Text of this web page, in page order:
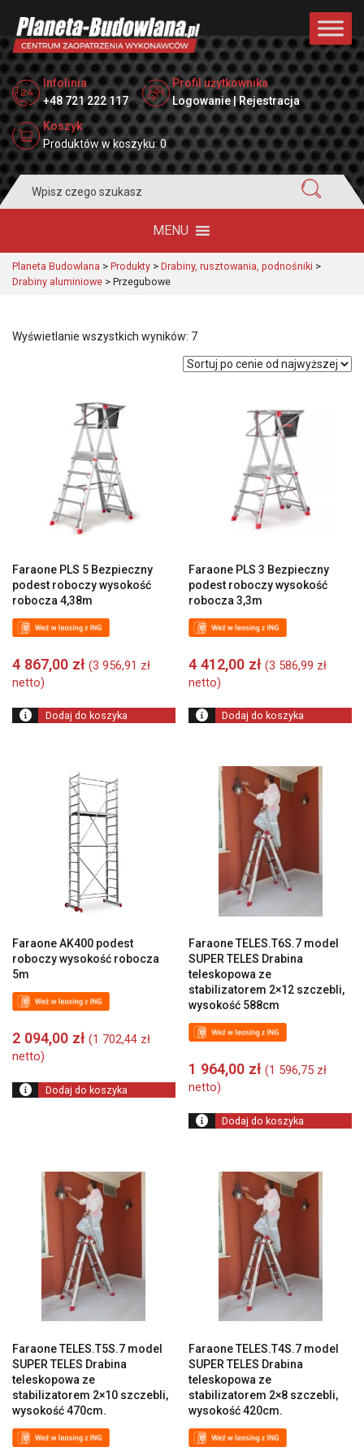
Infolinia
+48 721 222 117
Profil użytkownika
Logowanie | Rejestracja
Koszyk
Produktów w koszyku: 0
for:
MENU
Planeta Budowlana > Produkty > Drabiny, rusztowania, podnośniki >
Drabiny aluminiowe > Przegubowe
Wyświetlanie wszystkich wyników: 7Posortowane
ceny:
Faraone PLS 5 Bezpieczny
podest roboczy wysokość
robocza 4,38m
4 867,00 zł (3 956,91 zł
netto)
Dodaj do koszyka
Faraone PLS 3 Bezpieczny
podest roboczy wysokość
robocza 3,3m
4 412,00 zł (3 586,99 zł
netto)
Dodaj do koszyka
Faraone AK400 podest
roboczy wysokość robocza
5m
2 094,00 zł (1 702,44 zł
netto)
Dodaj do koszyka
Faraone TELES.T6S.7 model
SUPER TELES Drabina
teleskopowa ze
stabilizatorem 2×12 szczebli,
wysokość 588cm
1 964,00 zł (1 596,75 zł
netto)
Dodaj do koszyka
Faraone TELES.T5S.7 model
SUPER TELES Drabina
teleskopowa ze
stabilizatorem 2×10 szczebli,
wysokość 470cm.
Faraone TELES.T4S.7 model
SUPER TELES Drabina
teleskopowa ze
stabilizatorem 2×8 szczebli,
wysokość 420cm.